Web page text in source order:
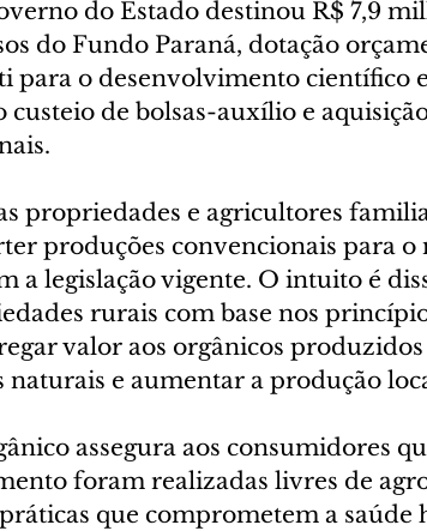
do Estado destinou R$ 7,9
do Fundo Paraná, dotação
para o desenvolvimento científico
de bolsas-auxílio e
propriedades e agricultores
produções convencionais para o
a legislação vigente. O intuito é
rurais com base nos
valor aos orgânicos produzidos
naturais e aumentar a produção
assegura aos consumidores
foram realizadas livres de
que comprometem a saúde